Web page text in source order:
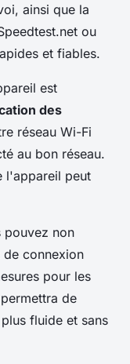
ainsi que la
ou
et fiables.
est
des
réseau Wi-Fi
au bon réseau.
l'appareil peut
pouvez non
de connexion
pour les
de
fluide et sans